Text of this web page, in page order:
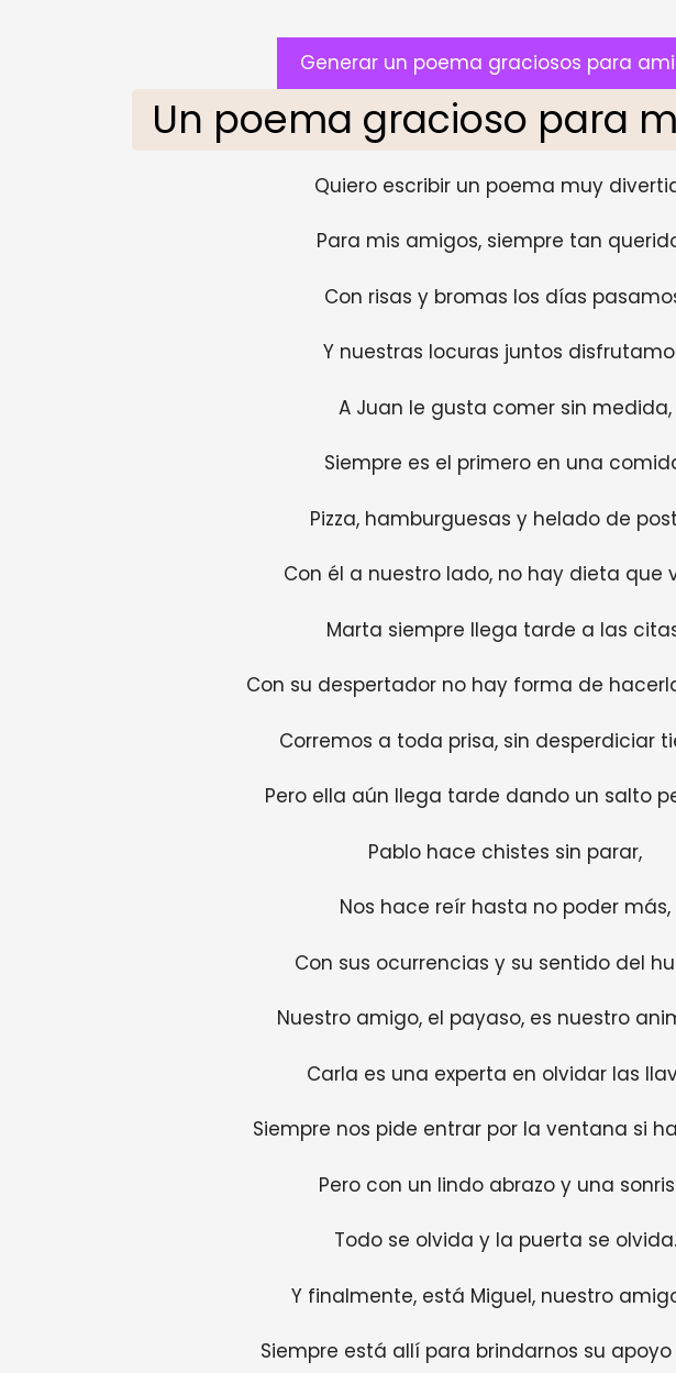
Generar un poema graciosos para
Un poema gracioso para
Quiero escribir un poema muy
Para mis amigos, siempre tan
Con risas y bromas los días
Y nuestras locuras juntos
A Juan le gusta comer sin medida,
Siempre es el primero en una
Pizza, hamburguesas y helado de
Con él a nuestro lado, no hay dieta que
Marta siempre llega tarde a las
Con su despertador no hay forma de
Corremos a toda prisa, sin desperdiciar
Pero ella aún llega tarde dando un salto
Pablo hace chistes sin parar,
Nos hace reír hasta no poder más,
Con sus ocurrencias y su sentido del
Nuestro amigo, el payaso, es nuestro
Carla es una experta en olvidar las
Siempre nos pide entrar por la ventana si
Pero con un lindo abrazo y una
Todo se olvida y la puerta se olvida.
Y finalmente, está Miguel, nuestro
Siempre está allí para brindarnos su apoyo